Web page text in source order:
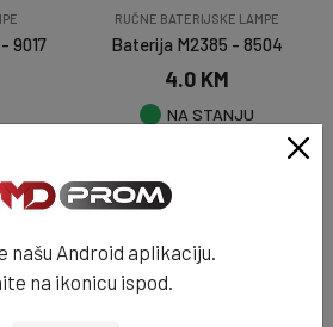
9017
RUČNE BATERIJSKE LAMPE
Baterija M2385 - 8504
4.0 KM
NA STANJU
našu Android aplikaciju.
na ikonicu ispod.